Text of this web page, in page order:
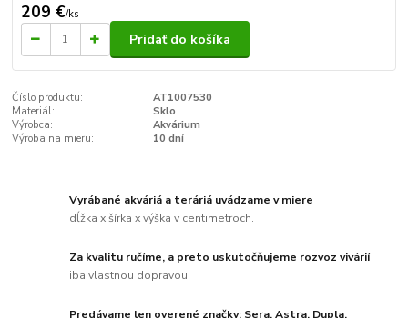
209 €/ks
Pridať do košíka
Číslo produktu:
AT1007530
Materiál:
Sklo
Výrobca:
Akvárium
Výroba na mieru:
10 dní
Vyrábané akváriá a teráriá uvádzame v miere
dĺžka x šírka x výška v centimetroch.
Za kvalitu ručíme, a preto uskutočňujeme rozvoz vivárií
iba vlastnou dopravou.
Predávame len overené značky: Sera, Astra, Dupla,